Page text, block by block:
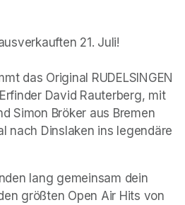
21. Juli!
das Original RUDELSINGEN
David Rauterberg, mit
Simon Bröker aus Bremen
nach Dinslaken ins legendäre
lang gemeinsam dein
größten Open Air Hits von